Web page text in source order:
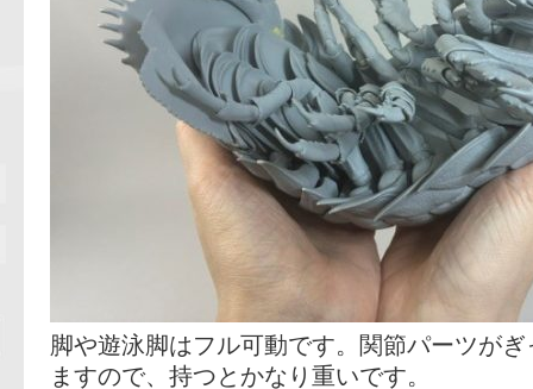
脚や遊泳脚はフル可動です。関節パーツが
ますので、持つとかなり重いです。